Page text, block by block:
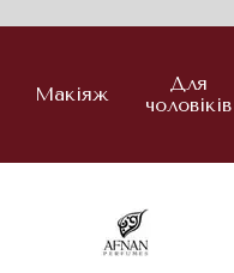
Макіяж
Для
чоловіків